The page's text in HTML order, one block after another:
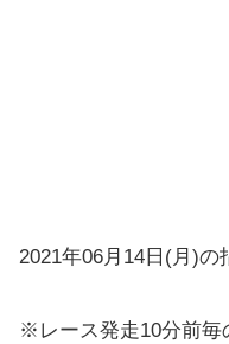
2021年06月14日(月)の
※レース発走10分前毎